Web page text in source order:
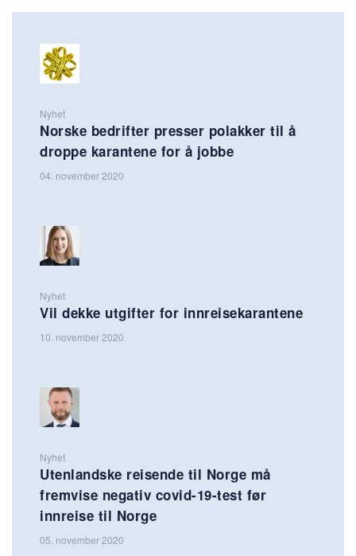
Nyhet
Norske bedrifter presser polakker til å
droppe karantene for å jobbe
04. november 2020
Nyhet
Vil dekke utgifter for innreisekarantene
10. november 2020
Nyhet
Utenlandske reisende til Norge må
fremvise negativ covid-19-test før
innreise til Norge
05. november 2020